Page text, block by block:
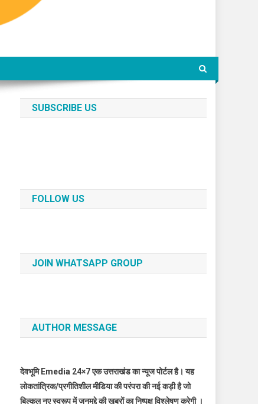
SUBSCRIBE US
FOLLOW US
JOIN WHATSAPP GROUP
AUTHOR MESSAGE
देवभूमि Emedia 24×7 एक उत्तराखंड का न्यूज पोर्टल है। यह
लोकतांत्रिक/प्रगीतिशील मीडिया की परंपरा की नई कड़ी है जो
बिल्कुल नए स्वरूप में जनमुद्दे की खबरों का निष्पक्ष विश्लेषण करेगी ।